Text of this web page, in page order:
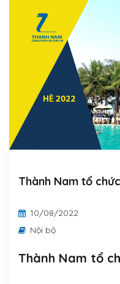
TIN TỨC
LIÊN HỆ
TIẾNG VIỆT
Thành Nam tổ
10/08/2022
Nội bộ
Thành Nam tổ